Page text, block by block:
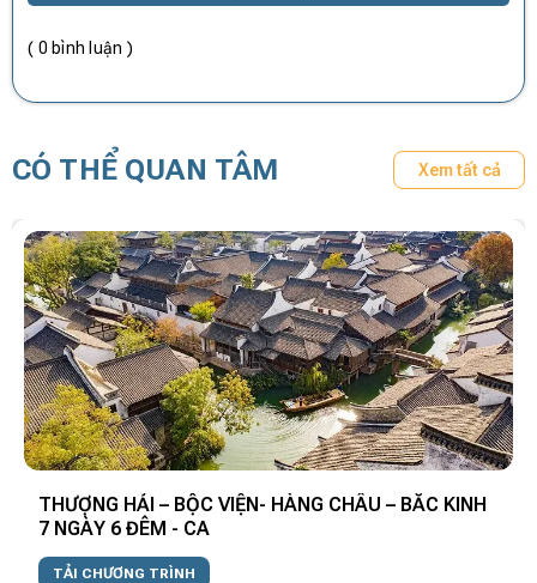
( 0 bình luận )
CÓ THỂ QUAN TÂM Xem tất cả
THƯỢNG HẢI – BỘC VIỆN- HÀNG CHÂU – BẮC KINH
7 NGÀY 6 ĐÊM - CA
TẢI CHƯƠNG TRÌNH